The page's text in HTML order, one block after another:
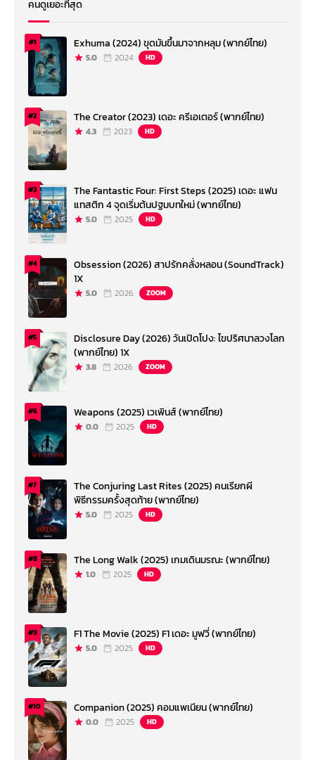
คนดูเยอะที่สุด
#1 Exhuma (2024) ขุดมันขึ้นมาจากหลุม (พากย์ไทย)
5.0 2024 HD
#2 The Creator (2023) เดอะ ครีเอเตอร์ (พากย์ไทย)
4.3 2023 HD
#3
The Fantastic Four: First Steps (2025) เดอะ แฟน
แทสติก 4 จุดเริ่มต้นปฐมบทใหม่ (พากย์ไทย)
5.0 2025 HD
#4
Obsession (2026) สาปรักคลั่งหลอน (SoundTrack)
1X
5.0 2026 ZOOM
#5
Disclosure Day (2026) วันเปิดโปง: ไขปริศนาลวงโลก
(พากย์ไทย) 1X
3.8 2026 ZOOM
#6 Weapons (2025) เวเพินส์ (พากย์ไทย)
0.0 2025 HD
#7
The Conjuring Last Rites (2025) คนเรียกผี
พิธีกรรมครั้งสุดท้าย (พากย์ไทย)
5.0 2025 HD
#8 The Long Walk (2025) เกมเดินมรณะ (พากย์ไทย)
1.0 2025 HD
#9 F1 The Movie (2025) F1 เดอะ มูฟวี่ (พากย์ไทย)
5.0 2025 HD
#10 Companion (2025) คอมแพเนียน (พากย์ไทย)
0.0 2025 HD